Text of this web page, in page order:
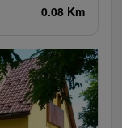
0.08 Km